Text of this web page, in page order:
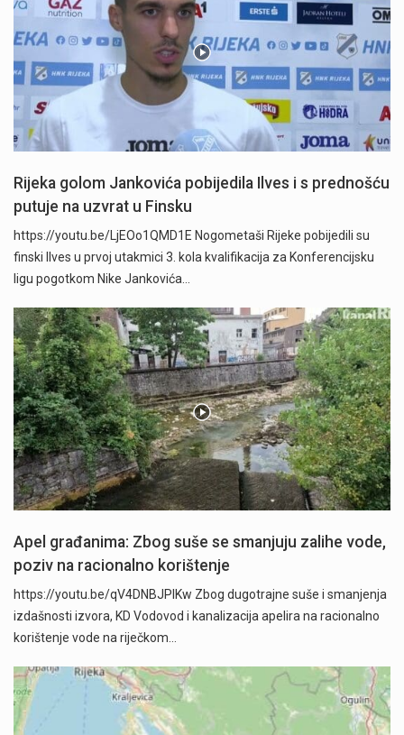
Rijeka golom Jankovića pobijedila Ilves i s prednošću
putuje na uzvrat u Finsku
https://youtu.be/LjEOo1QMD1E Nogometaši Rijeke pobijedili su
finski Ilves u prvoj utakmici 3. kola kvalifikacija za Konferencijsku
ligu pogotkom Nike Jankovića…
Apel građanima: Zbog suše se smanjuju zalihe vode,
poziv na racionalno korištenje
https://youtu.be/qV4DNBJPlKw Zbog dugotrajne suše i smanjenja
izdašnosti izvora, KD Vodovod i kanalizacija apelira na racionalno
korištenje vode na riječkom…